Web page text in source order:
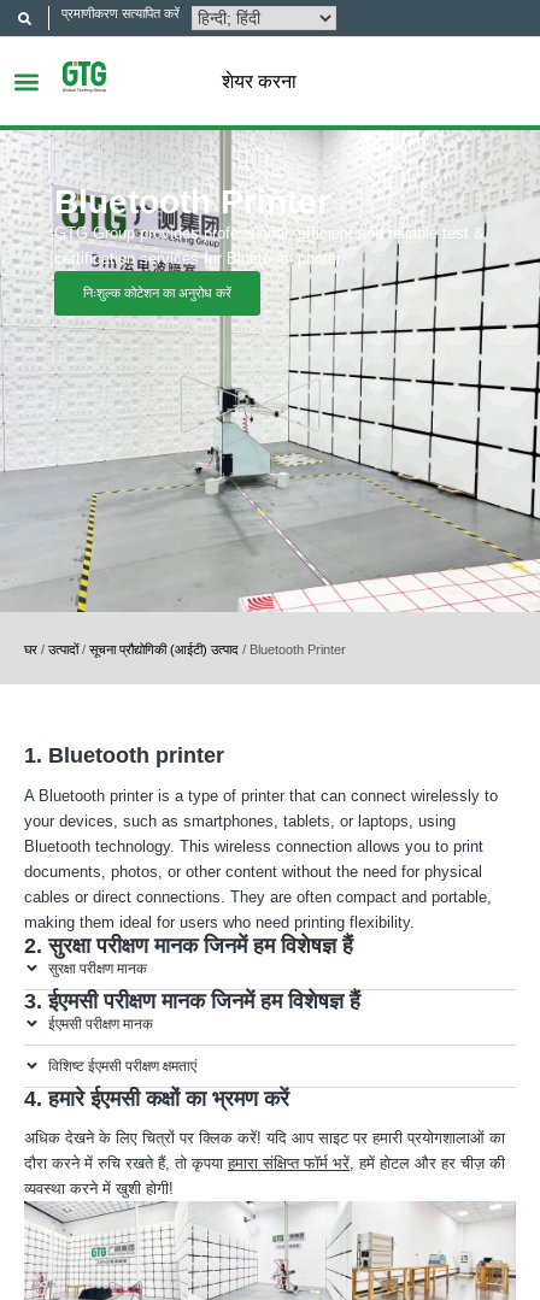
प्रमाणीकरण सत्यापित करें
शेयर करना
Bluetooth Printer
GTG Group provides professional, efficient and reliable test &
certification services for Bluetooth printer.
निःशुल्क कोटेशन का अनुरोध करें
घर / उत्पादों/ सूचना प्रौद्योगिकी (आईटी) उत्पाद / Bluetooth Printer
1. Bluetooth printer
A Bluetooth printer is a type of printer that can connect wirelessly to
your devices, such as smartphones, tablets, or laptops, using
Bluetooth technology. This wireless connection allows you to print
documents, photos, or other content without the need for physical
cables or direct connections. They are often compact and portable,
making them ideal for users who need printing flexibility.
2. सुरक्षा परीक्षण मानक जिनमें हम विशेषज्ञ हैं
सुरक्षा परीक्षण मानक
3. ईएमसी परीक्षण मानक जिनमें हम विशेषज्ञ हैं
ईएमसी परीक्षण मानक
विशिष्ट ईएमसी परीक्षण क्षमताएं
4. हमारे ईएमसी कक्षों का भ्रमण करें
अधिक देखने के लिए चित्रों पर क्लिक करें! यदि आप साइट पर हमारी प्रयोगशालाओं का
दौरा करने में रुचि रखते हैं, तो कृपयाहमारा संक्षिप्त फॉर्म भरें, हमें होटल और हर चीज़ की
व्यवस्था करने में खुशी होगी!